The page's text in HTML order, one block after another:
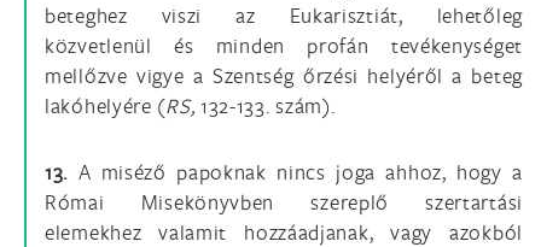
beteghez viszi az Eukarisztiát, lehetőleg
közvetlenül és minden profán tevékenységet
mellőzve vigye a Szentség őrzési helyéről a beteg
lakóhelyére (RS, 132-133. szám).
13. A miséző papoknak nincs joga ahhoz, hogy a
Római Misekönyvben szereplő szertartási
elemekhez valamit hozzáadjanak, vagy azokból